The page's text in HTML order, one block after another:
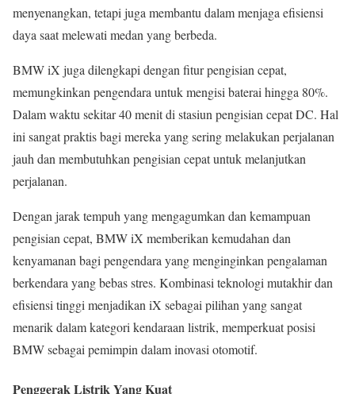
menyenangkan, tetapi juga membantu dalam menjaga efisiensi
daya saat melewati medan yang berbeda.
BMW iX juga dilengkapi dengan fitur pengisian cepat,
memungkinkan pengendara untuk mengisi baterai hingga 80%.
Dalam waktu sekitar 40 menit di stasiun pengisian cepat DC. Hal
ini sangat praktis bagi mereka yang sering melakukan perjalanan
jauh dan membutuhkan pengisian cepat untuk melanjutkan
perjalanan.
Dengan jarak tempuh yang mengagumkan dan kemampuan
pengisian cepat, BMW iX memberikan kemudahan dan
kenyamanan bagi pengendara yang menginginkan pengalaman
berkendara yang bebas stres. Kombinasi teknologi mutakhir dan
efisiensi tinggi menjadikan iX sebagai pilihan yang sangat
menarik dalam kategori kendaraan listrik, memperkuat posisi
BMW sebagai pemimpin dalam inovasi otomotif.
Penggerak Listrik Yang Kuat